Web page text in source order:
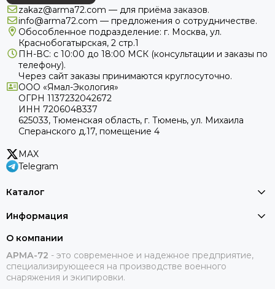
zakaz@arma72.com — для приёма заказов.
info@arma72.com — предложения о сотрудничестве.
Обособленное подразделение: г. Москва, ул.
Краснобогатырская, 2 стр.1
ПН-ВС: с 10:00 до 18:00 МСК (консультации и заказы по
телефону).
Через сайт заказы принимаются круглосуточно.
ООО «Ямал-Экология»
ОГРН 1137232042672
ИНН 7206048337
625033, Тюменская область, г. Тюмень, ул. Михаила
Сперанского д.17, помещение 4
MAX
Telegram
Каталог
Информация
О компании
АРМА-72 - это современное и надежное предприятие,
специализирующееся на производстве военного
снаряжения и экипировки.